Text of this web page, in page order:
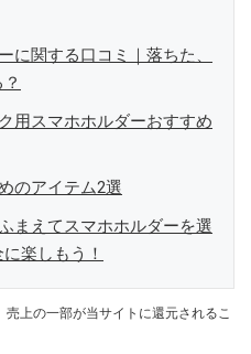
に関する口コミ｜落ちた、
用スマホホルダーおすすめ
のアイテム2選
まえてスマホホルダーを選
楽しもう！
上の一部が当サイトに還元されるこ